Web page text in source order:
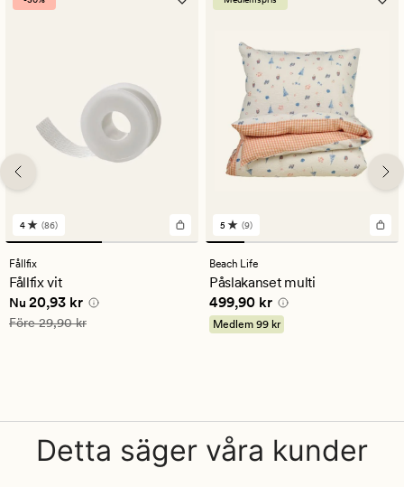
86
omdömen
med
ett
genomsnittligt
betyg
på
4
4 (86)
Fållfix
Fållfix vit
Nuvarande pris
Nu 20,93 kr
Ordinarie pris
Före29,90 kr
9
omdömen
med
ett
genomsnittligt
betyg
på
5
5 (9)
Beach Life
Påslakanset multi
Pris 499,90 kr
499,90 kr
Medlem 99 kr
Detta säger våra kunder